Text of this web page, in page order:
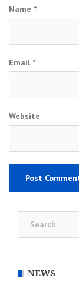
Name *
Email *
Website
NEWS